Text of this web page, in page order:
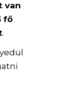
van
fő
.